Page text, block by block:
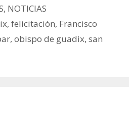
, NOTICIAS
,felicitación, Francisco
, obispo de guadix, san